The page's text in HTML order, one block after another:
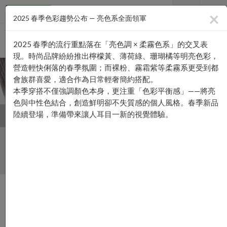
2025 春季色彩趨勢公布 — 亮色系全面領軍 ×
2025 春季的流行重點落在「亮色調 × 柔霧色系」的交叉表
現。時尚品牌紛紛推出檸檬黃、薄荷綠、珊瑚橘等明亮色彩，
營造輕快俐落的春季氛圍；而裸粉、霧霜紫等柔霧系更受到都
會族群喜愛，適合作為日常輕奢簡約搭配。
本季穿搭不僅強調顏色本身，更注重「色彩平衡感」——將亮
色與中性色結合，創造鮮明卻不失質感的個人風格。春季新品
陸續登場，準備帶來讓人耳目一新的視覺體驗。